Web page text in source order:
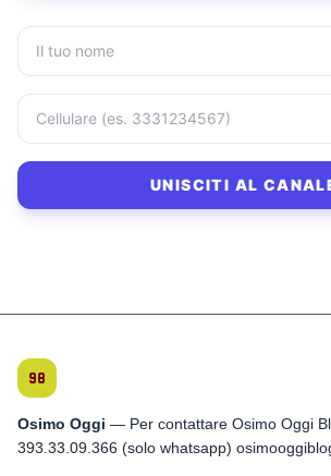
UNISCITI AL
Osimo Oggi — Per contattare Osimo Oggi
393.33.09.366 (solo whatsapp)